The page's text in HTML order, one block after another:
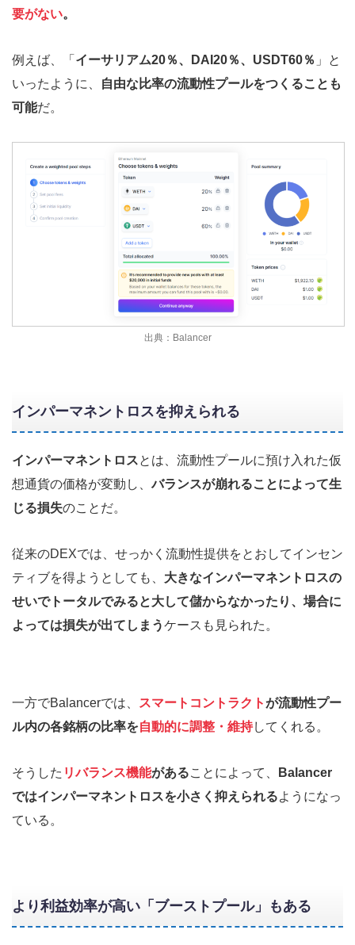
要がない。
例えば、「 イーサリアム20％、DAI20％、USDT60％ 」と
いったように、
自由な比率の流動性プールをつくることも
可能だ。
出典：Balancer
インパーマネントロスを抑えられる
インパーマネントロスとは、流動性プールに預け入れた仮
想通貨の価格が変動し、バランスが崩れることによって生
じる損失のことだ。
従来のDEXでは、せっかく流動性提供をとおしてインセン
ティブを得ようとしても、 大きなインパーマネントロスの
せいでトータルでみると大して儲からなかったり、場合に
よっては損失が出てしまうケースも見られた。
一方でBalancerでは、 スマートコントラクトが流動性プー
ル内の各銘柄の比率を自動的に調整・維持してくれる。
そうした リバランス機能があることによって、
Balancer
ではインパーマネントロスを小さく抑えられるようになっ
ている。
より利益効率が高い「ブーストプール」もある